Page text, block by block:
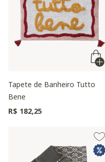
Tapete de Banheiro Tutto
Bene
R$ 182,25